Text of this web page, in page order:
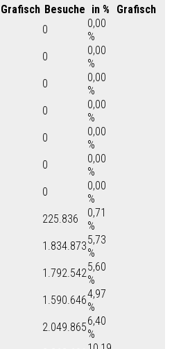
Grafisch Besuche in %
Grafisch
0
0,00
%
0
0,00
%
0
0,00
%
0
0,00
%
0
0,00
%
0
0,00
%
0
0,00
%
225.836
0,71
%
1.834.8735,73
%
1.792.5425,60
%
1.590.6464,97
%
2.049.8656,40
%